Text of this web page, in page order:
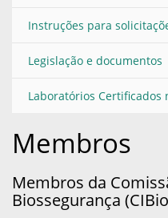
Instruções para
Legislação e documentos
Laboratórios Certificados
Membros
Membros da
Biossegurança